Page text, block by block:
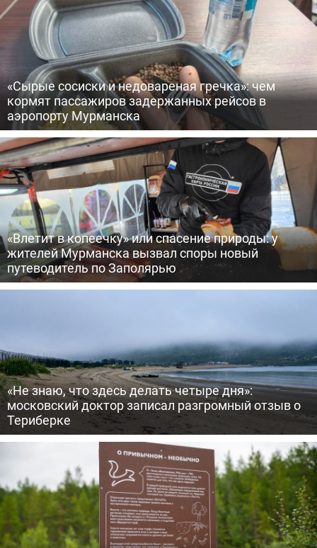
«Сырые сосиски и недовареная гречка»: чем
кормят пассажиров задержанных рейсов в
аэропорту Мурманска
«Влетит в копеечку» или спасение природы: у
жителей Мурманска вызвал споры новый
путеводитель по Заполярью
«Не знаю, что здесь делать четыре дня»:
московский доктор записал разгромный отзыв о
Териберке